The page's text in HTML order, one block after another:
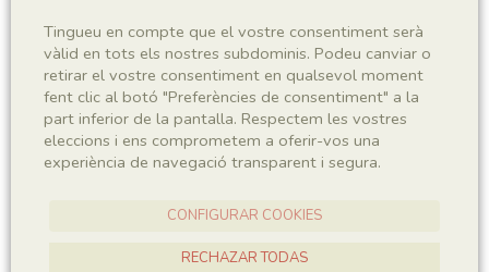
Sigla
MNHN 17570a
Taxonomia
Tingueu en compte que el vostre consentiment serà
vàlid en tots els nostres subdominis. Podeu canviar o
retirar el vostre consentiment en qualsevol moment
fent clic al botó "Preferències de consentiment" a la
part inferior de la pantalla. Respectem les vostres
eleccions i ens comprometem a oferir-vos una
experiència de navegació transparent i segura.
CONFIGURAR COOKIES
RECHAZAR TODAS